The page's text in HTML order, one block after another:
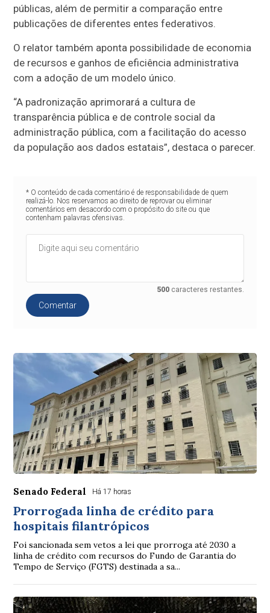
públicas, além de permitir a comparação entre
publicações de diferentes entes federativos.
O relator também aponta possibilidade de economia
de recursos e ganhos de eficiência administrativa
com a adoção de um modelo único.
“A padronização aprimorará a cultura de
transparência pública e de controle social da
administração pública, com a facilitação do acesso
da população aos dados estatais”, destaca o parecer.
* O conteúdo de cada comentário é de responsabilidade de quem
realizá-lo. Nos reservamos ao direito de reprovar ou eliminar
comentários em desacordo com o propósito do site ou que
contenham palavras ofensivas.
500 caracteres restantes.
Comentar
Senado Federal Há 17 horas
Prorrogada linha de crédito para
hospitais filantrópicos
Foi sancionada sem vetos a lei que prorroga até 2030 a
linha de crédito com recursos do Fundo de Garantia do
Tempo de Serviço (FGTS) destinada a sa...